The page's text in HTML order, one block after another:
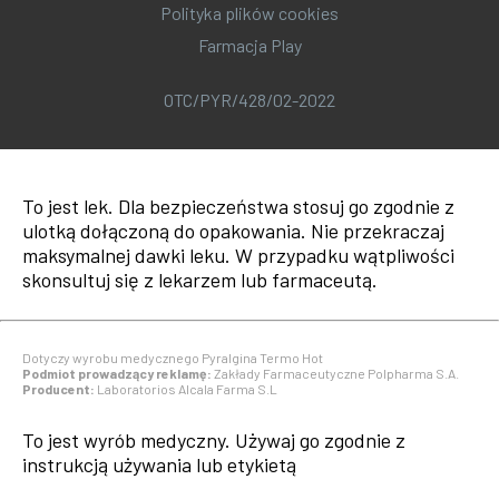
Polityka plików cookies
Farmacja Play
OTC/PYR/428/02-2022
To jest lek. Dla bezpieczeństwa stosuj go zgodnie z
ulotką dołączoną do opakowania. Nie przekraczaj
maksymalnej dawki leku. W przypadku wątpliwości
skonsultuj się z lekarzem lub farmaceutą.
Dotyczy wyrobu medycznego Pyralgina Termo Hot
Podmiot prowadzący reklamę: Zakłady Farmaceutyczne Polpharma S.A.
Producent: Laboratorios Alcala Farma S.L
To jest wyrób medyczny. Używaj go zgodnie z
instrukcją używania lub etykietą